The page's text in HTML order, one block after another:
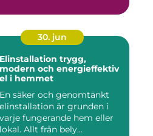
30. jun
Elinstallation trygg,
modern och energieffektiv
el i hemmet
En säker och genomtänkt
elinstallation är grunden i
varje fungerande hem eller
lokal. Allt från bely...